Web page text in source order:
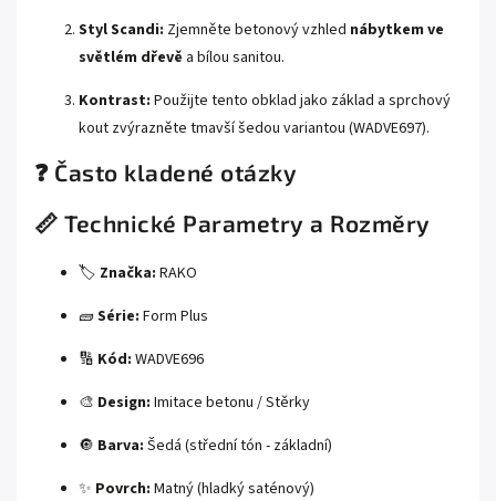
Styl Scandi: Zjemněte betonový vzhled nábytkem ve
světlém dřevě a bílou sanitou.
Kontrast: Použijte tento obklad jako základ a sprchový
kout zvýrazněte tmavší šedou variantou (WADVE697).
❓ Často kladené otázky
📏 Technické Parametry a Rozměry
🏷️ Značka: RAKO
🧱Série: Form Plus
🔢 Kód: WADVE696
🎨 Design: Imitace betonu / Stěrky
🔘 Barva: Šedá (střední tón - základní)
✨ Povrch: Matný (hladký saténový)